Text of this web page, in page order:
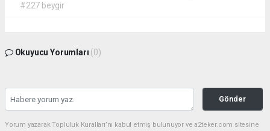
#227 beygir
Okuyucu Yorumları (0)
Gönder
Yorum yazarak Topluluk Kuralları’nı kabul etmiş bulunuyor ve a2teker.com sitesine